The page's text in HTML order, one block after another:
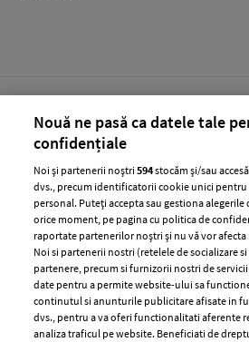
UNICA.RO
Nouă ne pasă ca datele tale
confidențiale
Noi și partenerii noștri594stocăm și/sau
dvs., precum identificatorii cookie unici pentru
personal. Puteți accepta sau gestiona alegerile
orice moment, pe pagina cu politica de
raportate partenerilor noștri și nu vă vor afecta
Noi si partenerii nostri (retelele de socializare
partenere, precum si furnizorii nostri de
date pentru a permite website-ului sa
continutul si anunturile publicitare afisate in
dvs., pentru a va oferi functionalitati aferente
analiza traficul pe website. Beneficiati de